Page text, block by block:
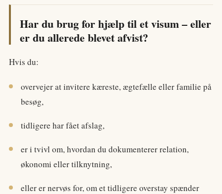
Har du brug for hjælp til et visum – eller
er du allerede blevet afvist?
Hvis du:
overvejer at invitere kæreste, ægtefælle eller familie på
besøg,
tidligere har fået afslag,
er i tvivl om, hvordan du dokumenterer relation,
økonomi eller tilknytning,
eller er nervøs for, om et tidligere overstay spænder